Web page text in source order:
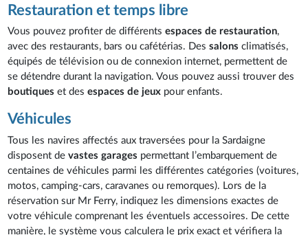
Restauration et temps libre
Vous pouvez profiter de différents espaces de restauration,
avec des restaurants, bars ou cafétérias. Dessalonsclimatisés,
équipés de télévision ou de connexion internet, permettent de
se détendre durant la navigation. Vous pouvez aussi trouver des
boutiques et desespaces de jeux pour enfants.
Véhicules
Tous les navires affectés aux traversées pour la Sardaigne
disposent devastes garages permettant l’embarquement de
centaines de véhicules parmi les différentes catégories (voitures,
motos, camping-cars, caravanes ou remorques). Lors de la
réservation sur Mr Ferry, indiquez les dimensions exactes de
votre véhicule comprenant les éventuels accessoires. De cette
manière, le système vous calculera le prix exact et vérifiera la